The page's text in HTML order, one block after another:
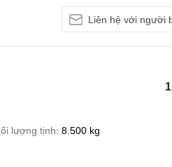
Liên hệ với người
lượng tịnh 8.500 kg